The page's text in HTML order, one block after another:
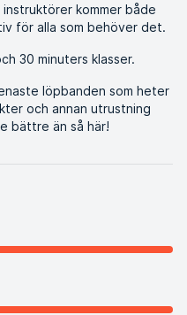
kommer både
för alla som behöver det.
30 minuters klasser.
löpbanden som heter
och annan utrustning
bättre än så här!